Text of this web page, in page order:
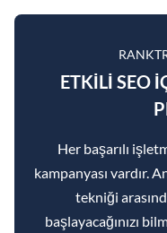
ETKILI SEO
Her başarılı
kampanyası vardır.
tekniği
başlayacağınızı